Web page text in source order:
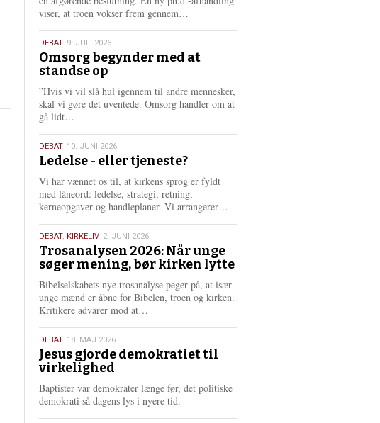
viser, at troen vokser frem gennem…
e
e
9.
juli
2026
DEBAT 9. JULI 2026
Omsorg begynder med at
standse op
”Hvis vi vil slå hul igennem til andre mennesker,
skal vi gøre det uventede. Omsorg handler om at
gå lidt…
s
e
r
e
10.
juni
2026
DEBAT 10. JUNI 2026
Ledelse - eller tjeneste?
Vi har vænnet os til, at kirkens sprog er fyldt
med låneord: ledelse, strategi, retning,
kerneopgaver og handleplaner. Vi arrangerer…
r
e
2.
juni
2026
DEBAT, KIRKELIV 2. JUNI 2026
Trosanalysen 2026: Når unge
søger mening, bør kirken lytte
Bibelselskabets nye trosanalyse peger på, at især
unge mænd er åbne for Bibelen, troen og kirken.
Kritikere advarer mod at…
e
e
18.
maj
2026
DEBAT 18. MAJ 2026
Jesus gjorde demokratiet til
virkelighed
Baptister var demokrater længe før, det politiske
demokrati så dagens lys i nyere tid.